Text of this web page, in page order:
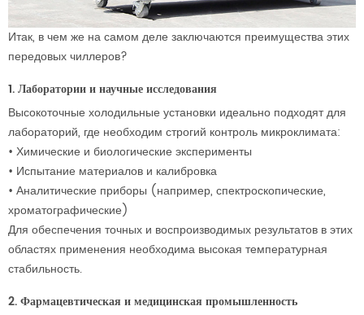
Итак, в чем же на самом деле заключаются преимущества этих
передовых чиллеров?
1. Лаборатории и научные исследования
Высокоточные холодильные установки идеально подходят для
лабораторий, где необходим строгий контроль микроклимата:
• Химические и биологические эксперименты
• Испытание материалов и калибровка
• Аналитические приборы (например, спектроскопические,
хроматографические)
Для обеспечения точных и воспроизводимых результатов в этих
областях применения необходима высокая температурная
стабильность.
2. Фармацевтическая и медицинская промышленность